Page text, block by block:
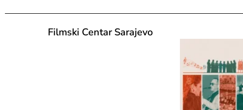
Filmski Centar Sarajevo